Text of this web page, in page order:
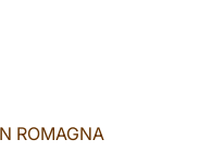
ROMAGNA